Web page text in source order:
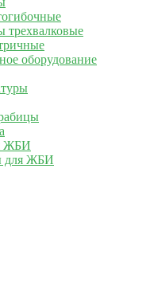
трехвалковые
оборудование
ЖБИ
для ЖБИ